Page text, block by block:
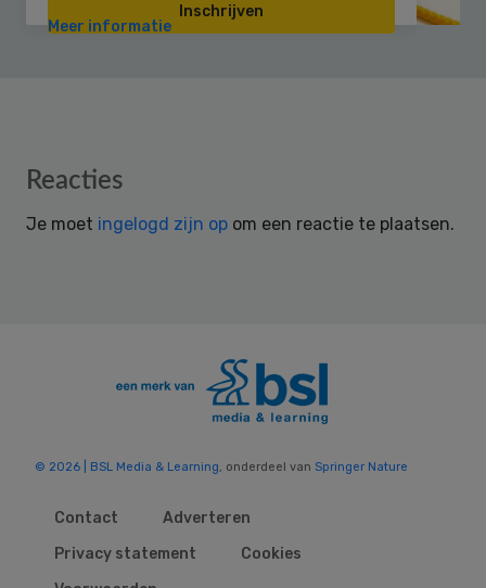
Inschrijven
Meer informatie
Reader
Reacties
Je moet ingelogd zijn op om een reactie te plaatsen.
© 2026 | BSL Media & Learning, onderdeel van Springer Nature
Contact
Adverteren
Privacy statement
Cookies